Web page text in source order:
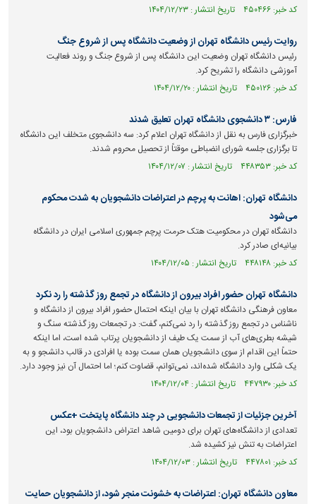
کد خبر: ۴۵۰۴۶۶ تاریخ انتشار : ۱۴۰۴/۱۲/۲۳
روایت رئیس دانشگاه تهران از وضعیت دانشگاه پس از شروع جنگ
رئیس دانشگاه تهران وضعیت این دانشگاه پس از شروع جنگ و روند فعالیت
آموزشی دانشگاه را تشریح کرد.
کد خبر: ۴۵۰۱۲۶ تاریخ انتشار : ۱۴۰۴/۱۲/۲۰
فارس: ۳ دانشجوی دانشگاه تهران تعلیق شدند
خبرگزاری فارس به نقل از دانشگاه تهران اعلام کرد: سه دانشجوی متخلف این دانشگاه
تا برگزاری جلسه شورای انضباطی موقتاً از تحصیل محروم شدند.
کد خبر: ۴۴۸۳۵۳ تاریخ انتشار : ۱۴۰۴/۱۲/۰۷
دانشگاه تهران: اهانت به پرچم در اعتراضات دانشجویان به شدت محکوم
می‌شود
دانشگاه تهران در محکومیت هتک حرمت پرچم جمهوری اسلامی ایران در دانشگاه
بیانیه‌ای صادر کرد.
کد خبر: ۴۴۸۱۴۸ تاریخ انتشار : ۱۴۰۴/۱۲/۰۵
دانشگاه تهران حضور افراد بیرون از دانشگاه در تجمع روز گذشته را رد نکرد
معاون فرهنگی دانشگاه تهران با بیان اینکه احتمال حضور افراد بیرون از دانشگاه و
ناشناس در تجمع روز گذشته را رد نمی‌کنم، گفت: در تجمعات روز گذشته سنگ و
شیشه بطری‌های آب از سمت یک طیف از دانشجویان پرتاب شده است، اما اینکه
حتماً این اقدام از سوی دانشجویان همان سمت بوده یا افرادی در قالب دانشجو و به
یک شکلی وارد دانشگاه شده‌اند، نمی‌توانم، قضاوت کنم؛ اما احتمال آن نیز وجود دارد.
کد خبر: ۴۴۷۹۳۰ تاریخ انتشار : ۱۴۰۴/۱۲/۰۴
آخرین جزئیات از تجمعات دانشجویی در چند دانشگاه پایتخت +عکس
تعدادی از دانشگاه‌های تهران برای دومین شاهد اعتراض دانشجویان بود، این
اعتراضات به تنش نیز کشیده شد.
کد خبر: ۴۴۷۸۰۱ تاریخ انتشار : ۱۴۰۴/۱۲/۰۳
معاون دانشگاه تهران: اعتراضات به خشونت منجر شود، از دانشجویان حمایت